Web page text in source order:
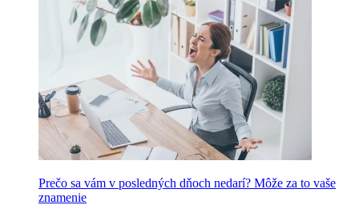
Prečo sa vám v posledných dňoch nedarí? Môže za to vaše
znamenie